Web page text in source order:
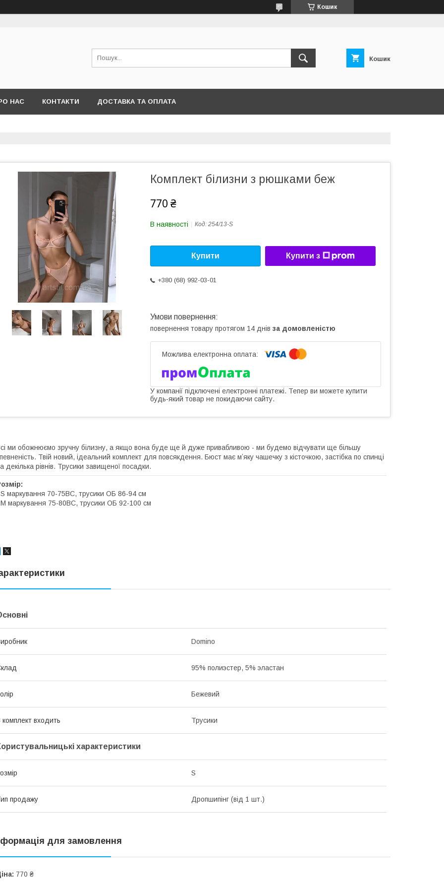
Кошик
Кошик
НАС КОНТАКТИ ДОСТАВКА ТА ОПЛАТА
Комплект білизни з рюшками беж
770 ₴
В наявності Код: 254/13-S
Купити Купити з
+380 (68) 992-03-01
повернення товару протягом 14 днів за домовленістю
У компанії підключені електронні платежі. Тепер ви можете купити
будь-який товар не покидаючи сайту.
ми обожнюємо зручну білизну, а якщо вона буде ще й дуже привабливою - ми будемо відчувати ще більшу
Твій новий, ідеальний комплект для повсякдення. Бюст має мʼяку чашечку з кісточкою, застібка по спинці
декілька рівнів. Трусики завищеної посадки.
маркування 70-75ВС, трусики ОБ 86-94 см
маркування 75-80ВС, трусики ОБ 92-100 см
Domino
95% полиэстер, 5% эластан
Бежевий
комплект входить Трусики
характеристики
S
продажу Дропшипінг (від 1 шт.)
для замовлення
770 ₴